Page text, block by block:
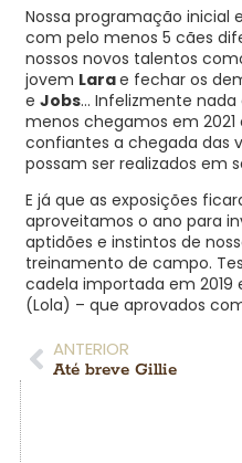
Nossa programação inicial
com pelo menos 5 cães
nossos novos talentos
jovem Larae fechar os
e Jobs… Infelizmente nada
menos chegamos em
confiantes a chegada das
possam ser realizados em
E já que as exposições
aproveitamos o ano para
aptidões e instintos de
treinamento de campo.
cadela importada em 2019
(Lola) – que aprovados
ANTERIOR
Até breve Gillie